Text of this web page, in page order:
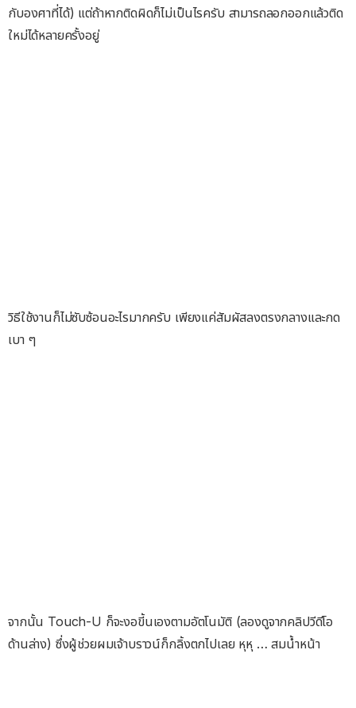
กับองศาที่ได้) แต่ถ้าหากติดผิดก็ไม่เป็นไรครับ สามารถลอกออกแล้วติด
ใหม่ได้หลายครั้งอยู่
วิธีใช้งานก็ไม่ซับซ้อนอะไรมากครับ เพียงแค่สัมผัสลงตรงกลางและกด
เบา ๆ
จากนั้น Touch-U ก็จะงอขี้นเองตามอัตโนมัติ (ลองดูจากคลิปวีดีโอ
ด้านล่าง) ซึ่งผู้ช่วยผมเจ้าบราวน์ก็กลิ้งตกไปเลย หุหุ … สมน้ำหน้า